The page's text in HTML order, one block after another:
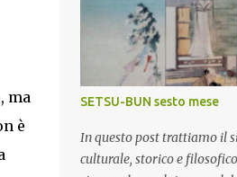
ma
è
SETSU-BUN sesto mese
In questo post trattiamo il
culturale, storico e